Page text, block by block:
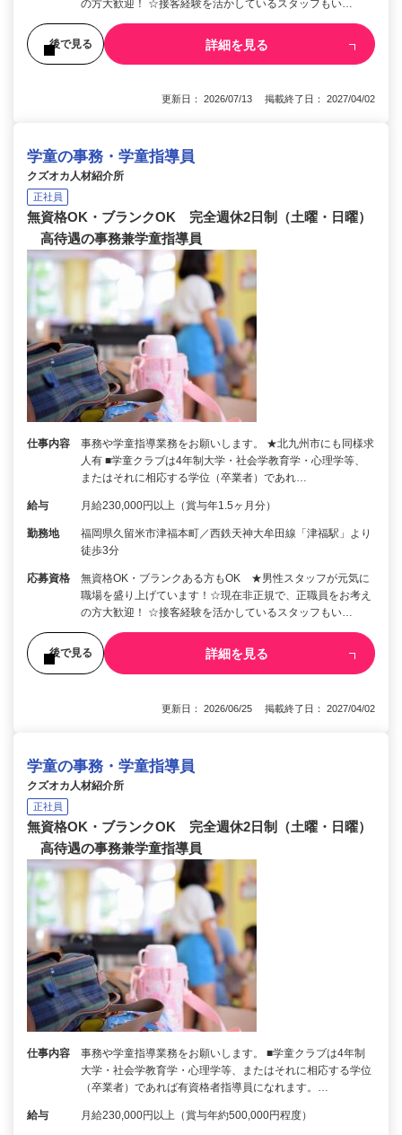
の方大歓迎！ ☆接客経験を活かしているスタッフもい…
後で見る 詳細を見る
更新日： 2026/07/13 掲載終了日： 2027/04/02
学童の事務・学童指導員
クズオカ人材紹介所
正社員
無資格OK・ブランクOK 完全週休2日制（土曜・日曜）
高待遇の事務兼学童指導員
仕事内容
事務や学童指導業務をお願いします。 ★北九州市にも同様求
人有 ■学童クラブは4年制大学・社会学教育学・心理学等、
またはそれに相応する学位（卒業者）であれ…
給与 月給230,000円以上（賞与年1.5ヶ月分）
勤務地
福岡県久留米市津福本町／西鉄天神大牟田線「津福駅」より
徒歩3分
応募資格
無資格OK・ブランクある方もOK ★男性スタッフが元気に
職場を盛り上げています！☆現在非正規で、正職員をお考え
の方大歓迎！ ☆接客経験を活かしているスタッフもい…
後で見る 詳細を見る
更新日： 2026/06/25 掲載終了日： 2027/04/02
学童の事務・学童指導員
クズオカ人材紹介所
正社員
無資格OK・ブランクOK 完全週休2日制（土曜・日曜）
高待遇の事務兼学童指導員
仕事内容
事務や学童指導業務をお願いします。 ■学童クラブは4年制
大学・社会学教育学・心理学等、またはそれに相応する学位
（卒業者）であれば有資格者指導員になれます。…
給与 月給230,000円以上（賞与年約500,000円程度）